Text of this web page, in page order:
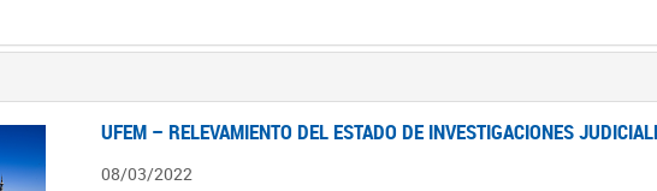
UFEM – RELEVAMIENTO DEL ESTADO DE INVESTIGACIONES
08/03/2022